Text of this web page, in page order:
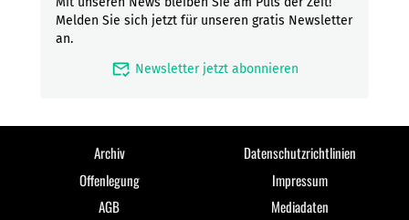
Melden Sie sich jetzt für unseren gratis Newsletter
an.
mark_email_read Newsletter jetzt abonnieren
Archiv
Datenschutzrichtlinien
Offenlegung
Impressum
AGB
Mediadaten